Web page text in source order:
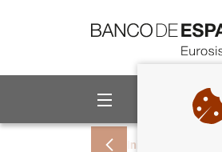
Sobre el
Inicio